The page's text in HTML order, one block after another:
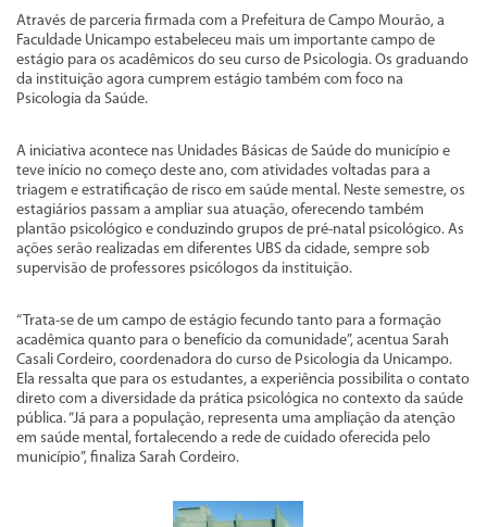
Através de parceria firmada com a Prefeitura de Campo Mourão, a
Faculdade Unicampo estabeleceu mais um importante campo de
estágio para os acadêmicos do seu curso de Psicologia. Os graduando
da instituição agora cumprem estágio também com foco na
Psicologia da Saúde.
A iniciativa acontece nas Unidades Básicas de Saúde do município e
teve início no começo deste ano, com atividades voltadas para a
triagem e estratificação de risco em saúde mental. Neste semestre, os
estagiários passam a ampliar sua atuação, oferecendo também
plantão psicológico e conduzindo grupos de pré-natal psicológico. As
ações serão realizadas em diferentes UBS da cidade, sempre sob
supervisão de professores psicólogos da instituição.
“Trata-se de um campo de estágio fecundo tanto para a formação
acadêmica quanto para o benefício da comunidade”, acentua Sarah
Casali Cordeiro, coordenadora do curso de Psicologia da Unicampo.
Ela ressalta que para os estudantes, a experiência possibilita o contato
direto com a diversidade da prática psicológica no contexto da saúde
pública. “Já para a população, representa uma ampliação da atenção
em saúde mental, fortalecendo a rede de cuidado oferecida pelo
município”, finaliza Sarah Cordeiro.